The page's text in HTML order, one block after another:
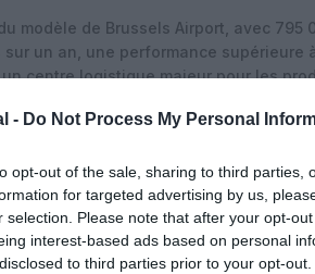
- Do Not Process My Personal
opt-out of the sale, sharing to third parties,
for targeted advertising by us,
selection. Please note that after your opt-
interest-based ads based on personal
to third parties prior to your opt-
modèle de Brussels Airport, avec 795
un an, une performance supérieure
centre logistique majeur pour les
des capacités renforcées dans la
de vols commerciaux ont été
une montée de la productivité des
atteint 145, un record pour la
des mouvements tout en